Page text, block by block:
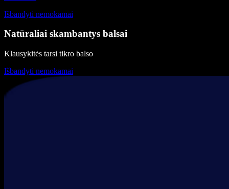
Išbandyti nemokamai
Natūraliai skambantys balsai
Klausykitės tarsi tikro balso
Išbandyti nemokamai